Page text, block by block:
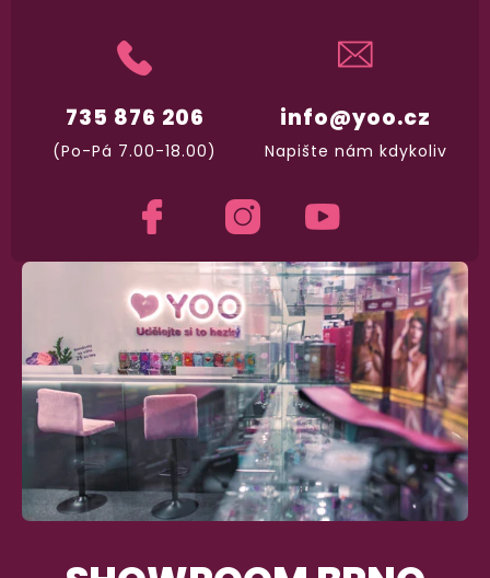
info@yoo.cz
Napište nám kdykoliv
735 876 206
(Po-Pá 7.00-18.00)